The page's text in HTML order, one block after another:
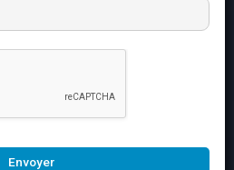
Envoyer